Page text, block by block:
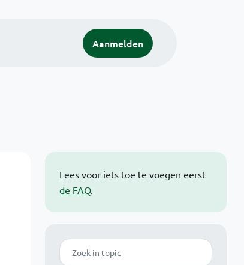
Aanmelden
Lees voor iets toe te voegen eerst
de FAQ.
Zoek